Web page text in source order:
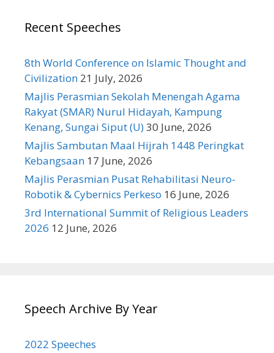
Recent Speeches
8th World Conference on Islamic Thought and
Civilization 21 July, 2026
Majlis Perasmian Sekolah Menengah Agama
Rakyat (SMAR) Nurul Hidayah, Kampung
Kenang, Sungai Siput (U)30 June, 2026
Majlis Sambutan Maal Hijrah 1448 Peringkat
Kebangsaan 17 June, 2026
Majlis Perasmian Pusat Rehabilitasi Neuro-
Robotik & Cybernics Perkeso 16 June, 2026
3rd International Summit of Religious Leaders
2026 12 June, 2026
Speech Archive By Year
2022 Speeches